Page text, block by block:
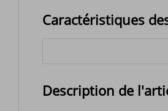
Caractéristiques
Description de